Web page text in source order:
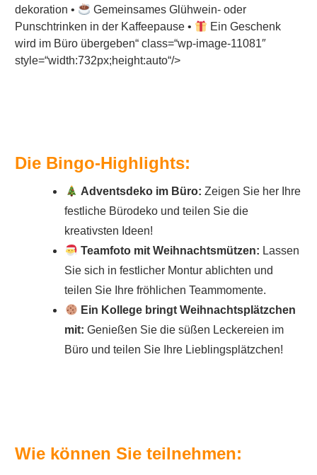
dekoration •
Gemeinsames Glühwein- oder
Punschtrinken in der Kaffeepause •
Ein Geschenk
wird im Büro übergeben“ class=“wp-image-11081″
style=“width:732px;height:auto“/>
Die Bingo-Highlights:
Adventsdeko im Büro: Zeigen Sie her Ihre
festliche Bürodeko und teilen Sie die
kreativsten Ideen!
Teamfoto mit Weihnachtsmützen: Lassen
Sie sich in festlicher Montur ablichten und
teilen Sie Ihre fröhlichen Teammomente.
Ein Kollege bringt Weihnachtsplätzchen
mit: Genießen Sie die süßen Leckereien im
Büro und teilen Sie Ihre Lieblingsplätzchen!
Wie können Sie teilnehmen: